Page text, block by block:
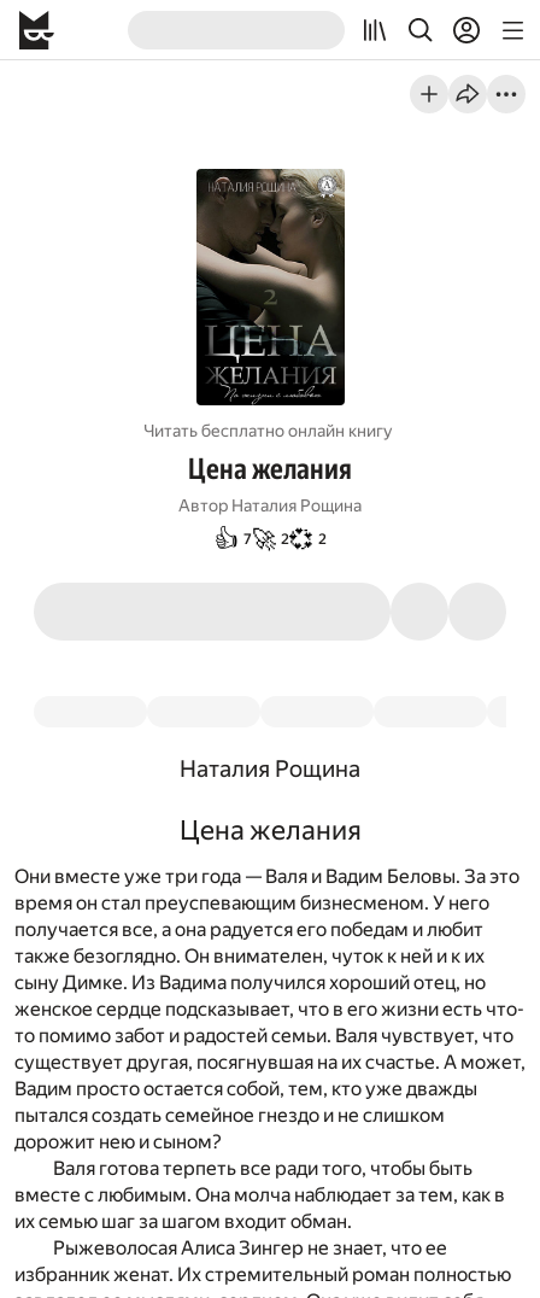
Читать бесплатно онлайн книгу
Цена желания
Автор Наталия Рощина
👍 7🚀 2💞 2
Наталия Рощина
Цена желания
Они вместе уже три года — Валя и Вадим Беловы. За это
время он стал преуспевающим бизнесменом. У него
получается все, а она радуется его победам и любит
также безоглядно. Он внимателен, чуток к ней и к их
сыну Димке. Из Вадима получился хороший отец, но
женское сердце подсказывает, что в его жизни есть что-
то помимо забот и радостей семьи. Валя чувствует, что
существует другая, посягнувшая на их счастье. А может,
Вадим просто остается собой, тем, кто уже дважды
пытался создать семейное гнездо и не слишком
дорожит нею и сыном?
Валя готова терпеть все ради того, чтобы быть
вместе с любимым. Она молча наблюдает за тем, как в
их семью шаг за шагом входит обман.
Рыжеволосая Алиса Зингер не знает, что ее
избранник женат. Их стремительный роман полностью